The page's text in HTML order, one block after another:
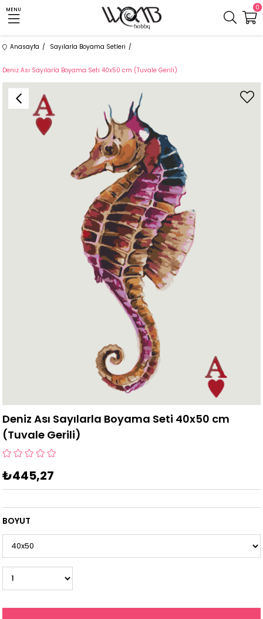
MENU 0
Anasayfa Sayılarla Boyama Setleri
Deniz Ası Sayılarla Boyama Seti 40x50 cm (Tuvale Gerili)
Deniz Ası Sayılarla Boyama Seti 40x50 cm
(Tuvale Gerili)
₺445,27
BOYUT